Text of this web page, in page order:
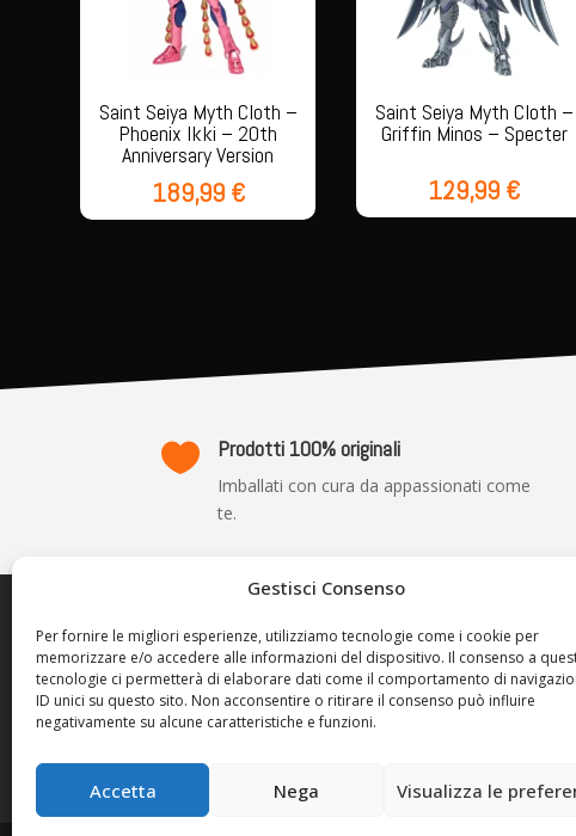
Gestisci Consenso
Per fornire le migliori esperienze, utilizziamo tecnologie come i cookie per
memorizzare e/o accedere alle informazioni del dispositivo. Il consenso a
tecnologie ci permetterà di elaborare dati come il comportamento di
ID unici su questo sito. Non acconsentire o ritirare il consenso può influire
negativamente su alcune caratteristiche e funzioni.
Accetta Nega Visualizza le
Saint Seiya Myth Cloth –
Phoenix Ikki – 20th
Anniversary Version
189,99 €
Saint Seiya Myth Cloth –
Griffin Minos – Specter
129,99 €
 Prodotti 100% originali
Imballati con cura da appassionati come
te.
Privacy Policy
Cookie Policy
Termini di